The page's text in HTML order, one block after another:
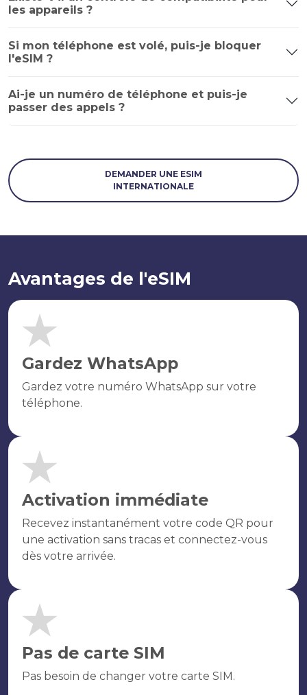
les appareils ?
Si mon téléphone est volé, puis-je bloquer
l'eSIM ?
Ai-je un numéro de téléphone et puis-je
passer des appels ?
DEMANDER UNE ESIM
INTERNATIONALE
Avantages de l'eSIM
Gardez WhatsApp
Gardez votre numéro WhatsApp sur votre
téléphone.
Activation immédiate
Recevez instantanément votre code QR pour
une activation sans tracas et connectez-vous
dès votre arrivée.
Pas de carte SIM
Pas besoin de changer votre carte SIM.